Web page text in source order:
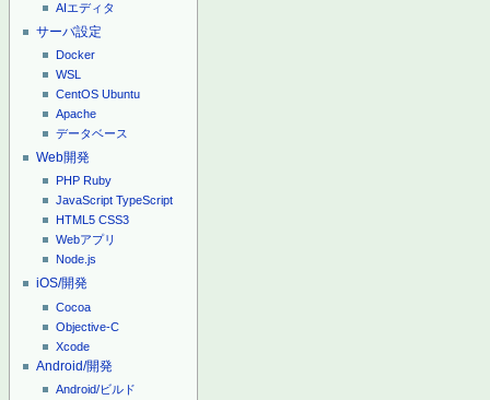
AIエディタ
サーバ設定
Docker
WSL
CentOS Ubuntu
Apache
データベース
Web開発
PHP Ruby
JavaScript TypeScript
HTML5 CSS3
Webアプリ
Node.js
iOS/開発
Cocoa
Objective-C
Xcode
Android/開発
Android/ビルド